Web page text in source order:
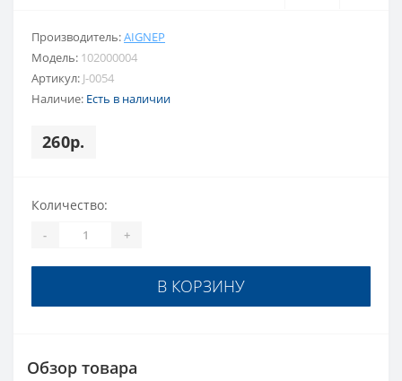
Производитель:AIGNEP
Модель: 102000004
Артикул: J-0054
Наличие: Есть в наличии
260р.
Количество:
- +
В КОРЗИНУ
Обзор товара